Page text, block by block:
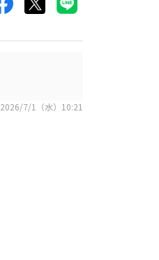
2026/7/1（水）10:21